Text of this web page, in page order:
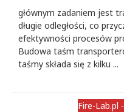
głównym zadaniem jest
długie odległości, co
efektywności procesów
Budowa taśm
taśmy składa się z kilku ...
Fire-Lab.pl -